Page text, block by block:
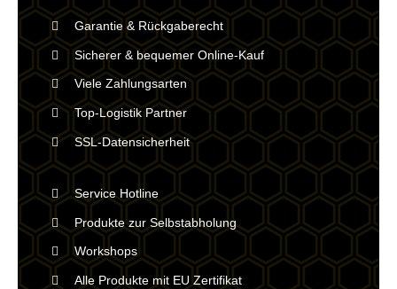
Garantie & Rückgaberecht
Sicherer & bequemer Online-Kauf
Viele Zahlungsarten
Top-Logistik Partner
SSL-Datensicherheit
Service Hotline
Produkte zur Selbstabholung
Workshops
Alle Produkte mit EU Zertifikat